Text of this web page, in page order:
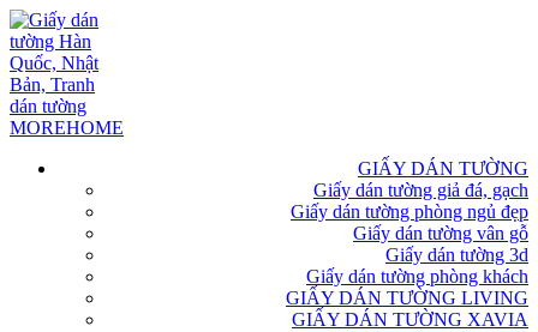
GIẤY DÁN TƯỜNG
Giấy dán tường giả đá, gạch
Giấy dán tường phòng ngủ đẹp
Giấy dán tường vân gỗ
Giấy dán tường 3d
Giấy dán tường phòng khách
GIẤY DÁN TƯỜNG LIVING
GIẤY DÁN TƯỜNG XAVIA